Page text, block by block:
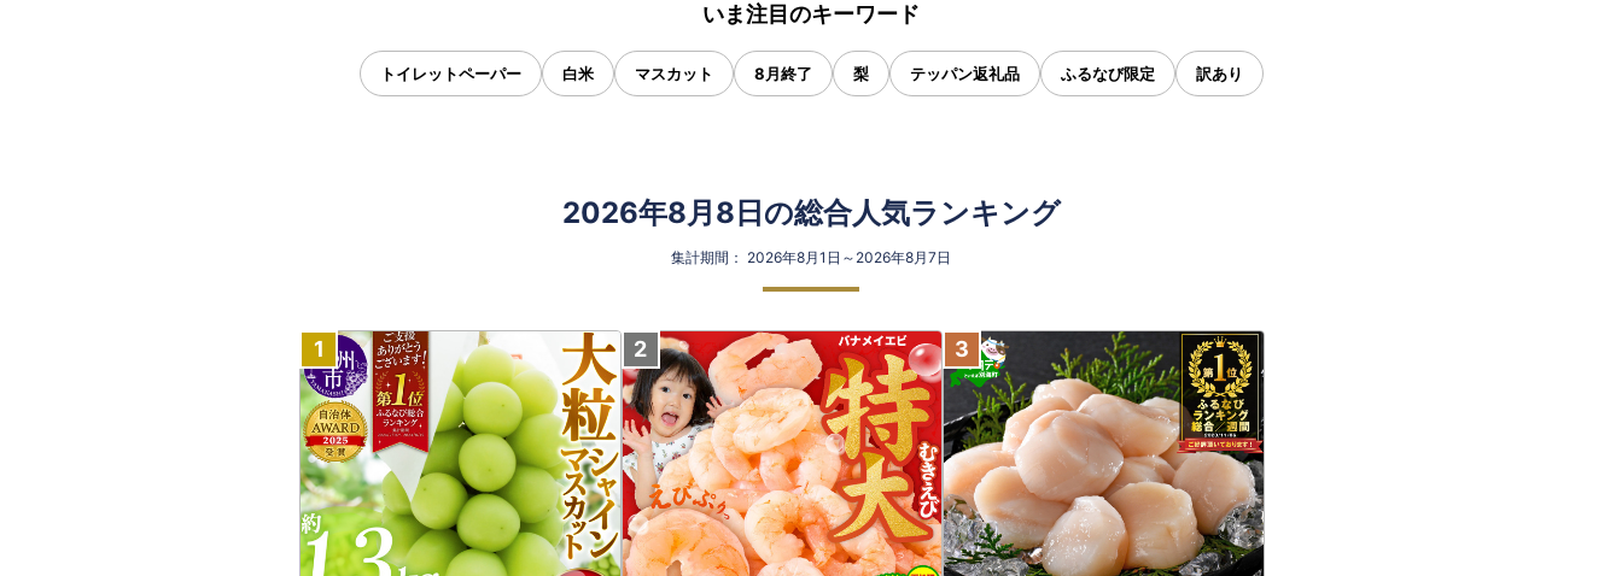
いま注目のキーワード
トイレットペーパー 白米 マスカット 8月終了 梨 テッパン返礼品 ふるなび限定 訳あり
2026年8月8日の総合人気ランキング
集計期間： 2026年8月1日～2026年8月7日